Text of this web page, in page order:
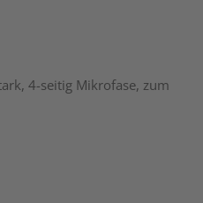
4-seitig Mikrofase, zum